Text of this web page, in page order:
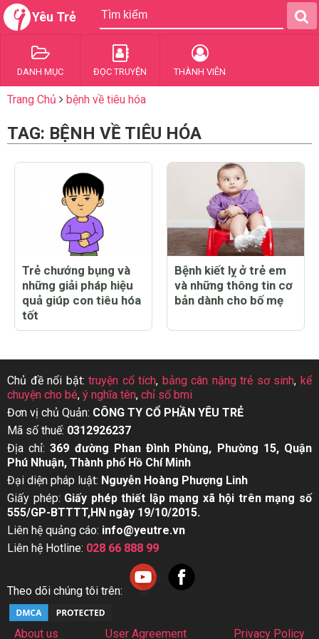
Yêu Trẻ
DANH MỤC ĐỌC TRUYỆN THÀNH VIÊN
Trang Chủ bệnh về tiêu hóa
TAG: BỆNH VỀ TIÊU HÓA
Trẻ chướng bụng và
những giải pháp hiệu
quả giúp con tiêu hóa
tốt
Bệnh kiết lỵ ở trẻ em
và những thông tin cơ
bản dành cho bố mẹ
Chủ đề nổi bật:truyện cổ tích, bảng cân nặng trẻ sơ sinh,kể
chuyện cho bé, ý nghĩa tên, chỉ số bmi
Đơn vị chủ Quản: CÔNG TY CỔ PHẦN YÊU TRẺ
Mã số thuế: 0312926237
Địa chỉ:369 đường Phan Đình Phùng, Phường 15, Quận
Phú Nhuận, Thành phố Hồ Chí Minh
Đại diện pháp luật: Nguyễn Hoàng Phượng Linh
Giấy phép: Giấy phép thiết lập mạng xã hội trên mạng số
555/GP-BTTTT,HN ngày 19/10/2015.
Liên hệ quảng cáo: info@yeutre.vn
Liên hệ Hotline: 028 66 888 99
Theo dõi chúng tôi trên:
About us User Agreement Privacy Policy